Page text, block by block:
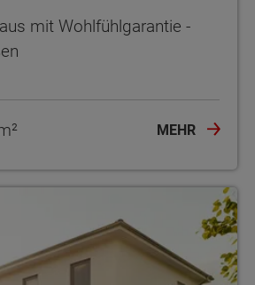
mit Wohlfühlgarantie -
MEHR